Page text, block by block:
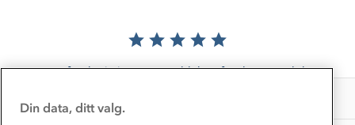
Det er foreløpig ingen anmeldelser for dette produktet.
Bedrift, barnehage og SFO
Vask og vedlikehold
EL-retur
Store størrelser
Få turinspirasjon og tips her⛰
Storms turtips🐿️
Din data, ditt valg.